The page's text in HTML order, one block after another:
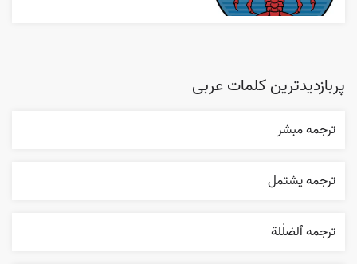
پربازدیدترین کلمات عربی
ترجمه مبشر
ترجمه يشتمل
ترجمه ٱلضلٰلة